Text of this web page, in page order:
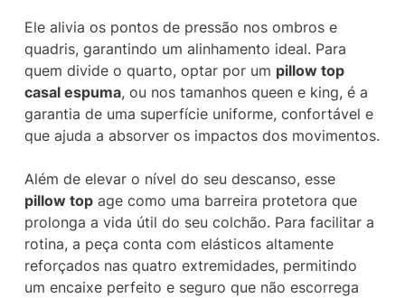
Ele alivia os pontos de pressão nos ombros e
quadris, garantindo um alinhamento ideal. Para
quem divide o quarto, optar por um pillow top
casal espuma, ou nos tamanhos queen e king, é a
garantia de uma superfície uniforme, confortável e
que ajuda a absorver os impactos dos movimentos.
Além de elevar o nível do seu descanso, esse
pillow topage como uma barreira protetora que
prolonga a vida útil do seu colchão. Para facilitar a
rotina, a peça conta com elásticos altamente
reforçados nas quatro extremidades, permitindo
um encaixe perfeito e seguro que não escorrega